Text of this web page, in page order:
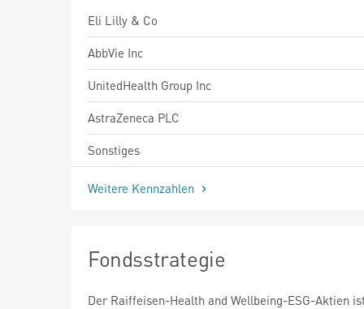
Eli Lilly & Co
AbbVie Inc
UnitedHealth Group Inc
AstraZeneca PLC
Sonstiges
Weitere Kennzahlen
Fondsstrategie
Der Raiffeisen-Health and Wellbeing-ESG-Aktien